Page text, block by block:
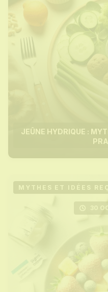
JEÛNE HYDRIQUE :
MYTHES ET IDÉES
30